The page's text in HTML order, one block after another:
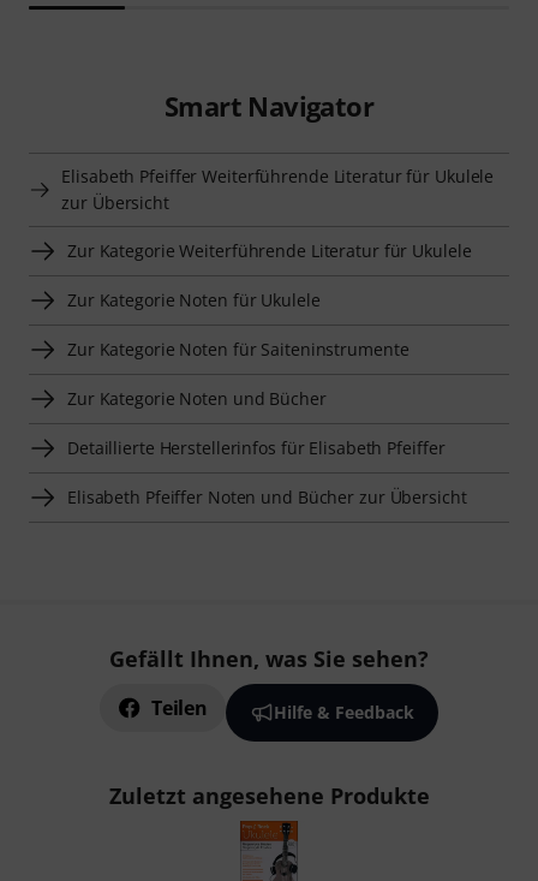
Smart Navigator
Elisabeth Pfeiffer Weiterführende Literatur für Ukulele
zur Übersicht
Zur Kategorie Weiterführende Literatur für Ukulele
Zur Kategorie Noten für Ukulele
Zur Kategorie Noten für Saiteninstrumente
Zur Kategorie Noten und Bücher
Detaillierte Herstellerinfos für Elisabeth Pfeiffer
Elisabeth Pfeiffer Noten und Bücher zur Übersicht
Gefällt Ihnen, was Sie sehen?
Teilen Hilfe & Feedback
Zuletzt angesehene Produkte